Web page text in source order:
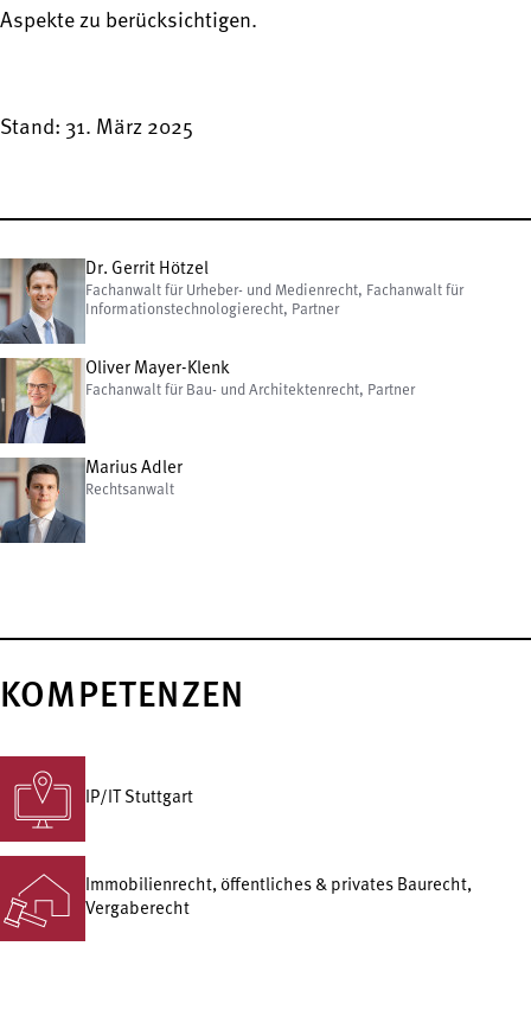
Aspekte zu berücksichtigen.
Stand: 31. März 2025
Dr. Gerrit Hötzel
Fachanwalt für Urheber- und Medienrecht, Fachanwalt für
Informationstechnologierecht, Partner
Oliver Mayer-Klenk
Fachanwalt für Bau- und Architektenrecht, Partner
Marius Adler
Rechtsanwalt
KOMPETENZEN
IP/IT Stuttgart
Immobilienrecht, öffentliches & privates Baurecht,
Vergaberecht